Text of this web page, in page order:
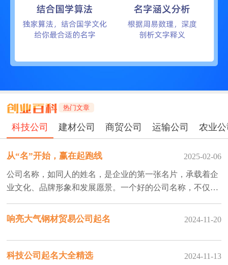
热门文章
科技公司 建材公司 商贸公司 运输公司 农业
从“名”开始，赢在起跑线 2025-02-06
公司名称，如同人的姓名，是企业的第一张名片，承载着企
业文化、品牌形象和发展愿景。一个好的公司名称，不仅能
响亮大气钢材贸易公司起名 2024-11-20
科技公司起名大全精选 2024-11-13